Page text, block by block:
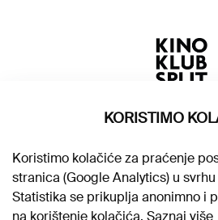
KORISTIMO
Koristimo kolačiće za praćenje
stranica (Google Analytics) u
Statistika se prikuplja anonimno i
na korištenje kolačića. Saznaj više